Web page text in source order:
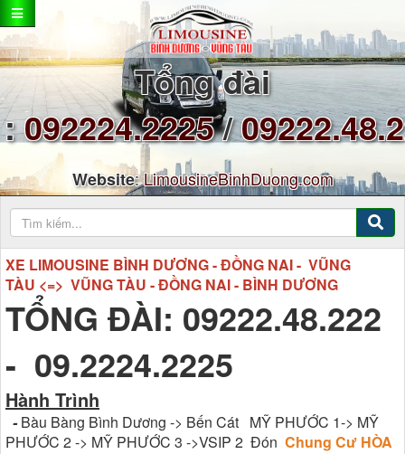
Tổng đài
:092224.2225/
Website:LimousineBinhDuong.com
XE LIMOUSINE BÌNH DƯƠNG - ĐỒNG NAI - VŨNG
TÀU <=> VŨNG TÀU - ĐỒNG NAI - BÌNH DƯƠNG
TỔNG ĐÀI: 09222.48.222
- 09.2224.2225
Hành Trình
-Bàu Bàng Bình Dương -> Bến Cát MỸ PHƯỚC 1-> MỸ
PHƯỚC 2 -> MỸ PHƯỚC 3 ->VSIP 2 Đón Chung Cư HÒA